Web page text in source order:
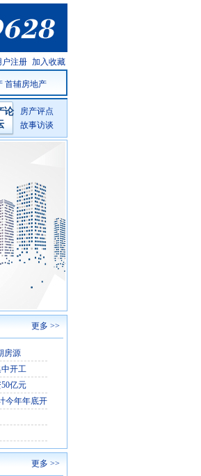
加入收藏
户注册
首辅房地产
论
房产评点
故事访谈
更多 >>
房源
开工
亿元
今年年底开
更多 >>